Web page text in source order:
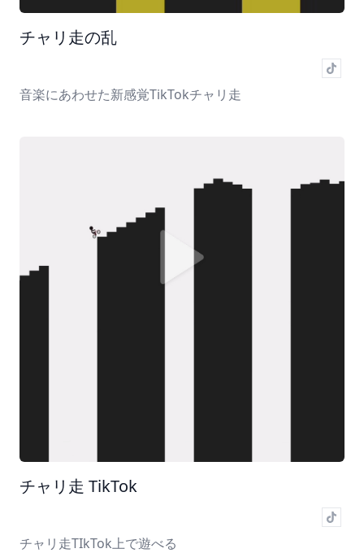
チャリ走の乱
音楽にあわせた新感覚TikTokチャリ走
チャリ走 TikTok
チャリ走TIkTok上で遊べる